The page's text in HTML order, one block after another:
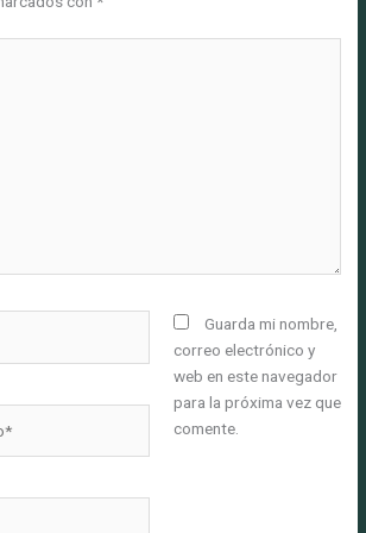
Guarda mi nombre,
correo electrónico y
web en este navegador
para la próxima vez que
comente.